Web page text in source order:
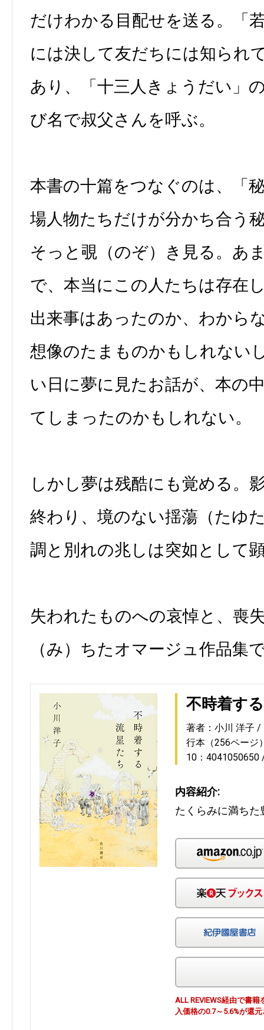
だけわかる目配せを送る。「
には決して友だちには知られ
あり、「十三人きょうだい」
び名で叔父さんを呼ぶ。
本書の十篇をつなぐのは、「
場人物たちだけが分かち合う
そっと覗（のぞ）き見る。あ
で、本当にこの人たちは存在
出来事はあったのか、わから
想像のたまものかもしれない
い日に夢に見たお話が、本の
てしまったのかもしれない。
しかし夢は残酷にも覚める。
終わり、境のない揺蕩（たゆ
調と別れの兆しは突如として
失われたものへの哀悼と、喪
（み）ちたオマージュ作品集
不時着す
著者：小川 洋子
行本（256ページ
10：4041050650
内容紹介:
たくらみに満ち
ALL REVIEWS経由で書
入価格の0.7～5.6%が還